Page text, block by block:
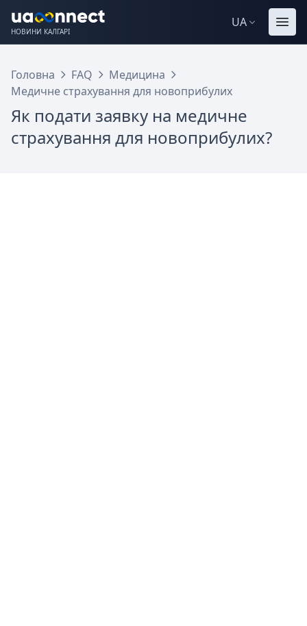
НОВИНИ КАЛГАРІ
UA
Головна FAQ
Медицина
Медичне страхування для новоприбулих
Як подати заявку на медичне
страхування для новоприбулих?